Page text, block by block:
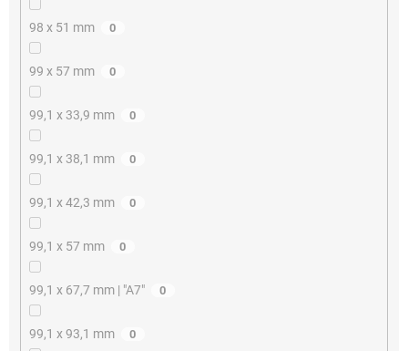
98 x 51 mm 0
99 x 57 mm 0
99,1 x 33,9 mm 0
99,1 x 38,1 mm 0
99,1 x 42,3 mm 0
99,1 x 57 mm 0
99,1 x 67,7 mm | "A7" 0
99,1 x 93,1 mm 0